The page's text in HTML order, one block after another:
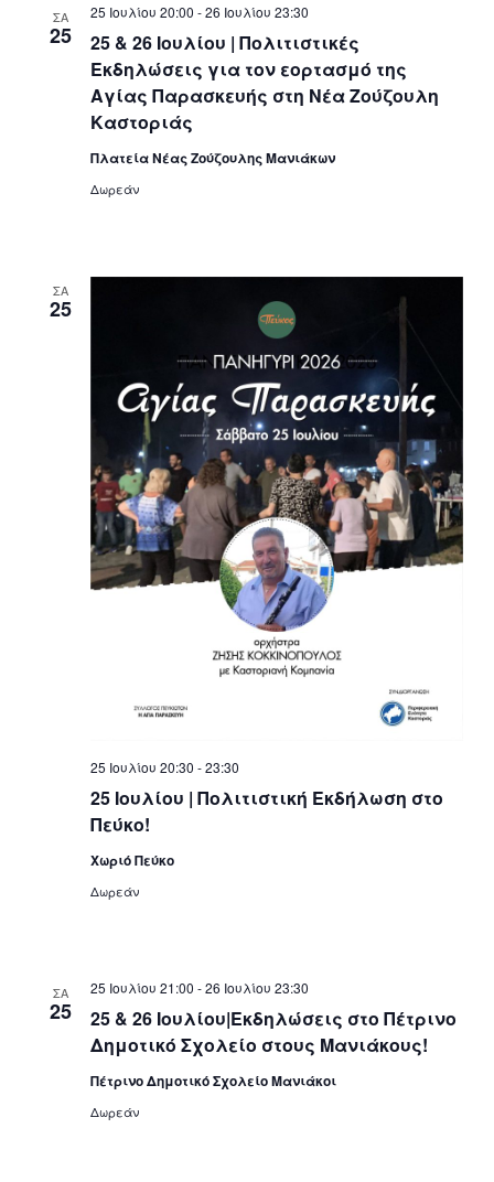
ΣΑ
25
25 & 26 Ιουλίου | Πολιτιστικές
Εκδηλώσεις για τον εορτασμό της
Αγίας Παρασκευής στη Νέα Ζούζουλη
Καστοριάς
25 Ιουλίου 20:00 -26 Ιουλίου 23:30
Πλατεία Νέας Ζούζουλης Μανιάκων
Δωρεάν
ΣΑ
25
25 Ιουλίου | Πολιτιστική Εκδήλωση στο
Πεύκο!
25 Ιουλίου 20:30 -23:30
Χωριό Πεύκο
Δωρεάν
ΣΑ
25
25 & 26 Ιουλίου|Εκδηλώσεις στο Πέτρινο
Δημοτικό Σχολείο στους Μανιάκους!
25 Ιουλίου 21:00 -26 Ιουλίου 23:30
Πέτρινο Δημοτικό Σχολείο Μανιάκοι
Δωρεάν